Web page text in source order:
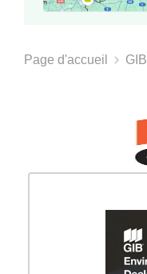
Page d'accueil GIB